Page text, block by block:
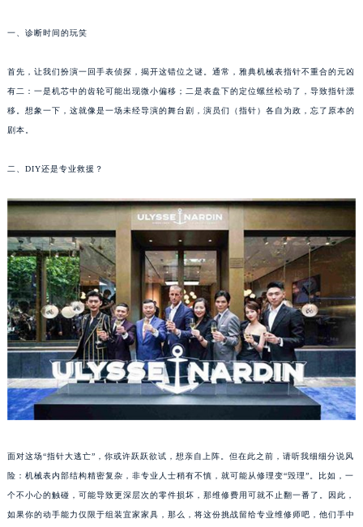
惠州市惠城区江北文昌一路7号华贸大厦写字楼1座30层05室（需提前预约）
厦门市思明区湖滨东路95号华润大厦写字楼B座11层1104室（需提前预约）
福州市鼓楼区五四路128-1号恒力城写字楼15层03室（需提前预约）
郑州市二七区铭功路10号华润大厦写字楼29层2905室（需提前预约）
太原市迎泽区解放路15号亨得利名表服务中心（品牌授权店）3层整层（需提前预约）
沈阳市沈河区中街路137号亨得利名表服务中心（品牌授权店）1层整层（需提前预约）
沈阳市沈河区中街路83号亨得利名表服务中心（品牌授权店）1层整层（需提前预约）
乌鲁木齐市天山区红山路26号时代广场（CCMALL）C座17层17-B（需提前预约）
温州市鹿城区锦绣路1067号置信广场10层1015室（需提前预约）
哈尔滨市道里区友谊西路600号富力中心T2座写字楼29层03室（需提前预约）
大连市中山区人民路15号国际金融大厦7层G室（需提前预约）
佛山市禅城区季华五路57号万科金融中心C座12层1205室（需提前预约）
东莞市东城街道鸿福东路1号民盈国贸中心T1写字楼9层907室（需提前预约）
南通市崇川区工农路57号圆融广场写字楼16层1603室（需提前预约）
苏州市苏州工业园区星港街199号苏州中心办公楼C座22层08室（需提前预约）
一、诊断时间的玩笑
首先，让我们扮演一回手表侦探，揭开这错位之谜。通常，雅典机械表指针不重合的元凶
有二：一是机芯中的齿轮可能出现微小偏移；二是表盘下的定位螺丝松动了，导致指针漂
移。想象一下，这就像是一场未经导演的舞台剧，演员们（指针）各自为政，忘了原本的
剧本。
二、DIY还是专业救援？
面对这场“指针大逃亡”，你或许跃跃欲试，想亲自上阵。但在此之前，请听我细细分说风
险：机械表内部结构精密复杂，非专业人士稍有不慎，就可能从修理变“毁理”。比如，一
个不小心的触碰，可能导致更深层次的零件损坏，那维修费用可就不止翻一番了。因此，
如果你的动手能力仅限于组装宜家家具，那么，将这份挑战留给专业维修师吧，他们手中